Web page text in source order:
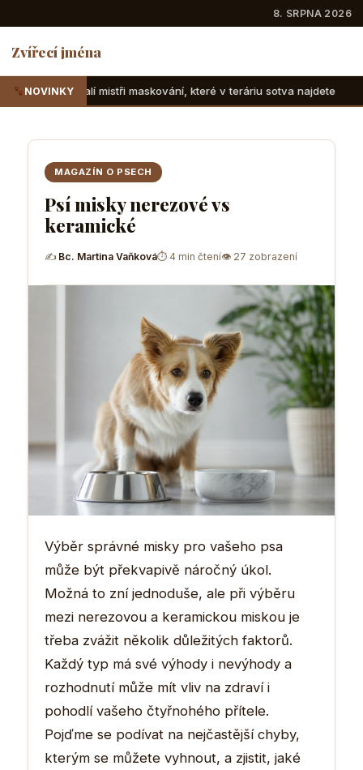
8. SRPNA 2026
Zvířecí jména
NOVINKY
maskování, které v teráriu sotva najdete
MAGAZÍN O PSECH
Psí misky nerezové vs
keramické
✍ Bc. Martina Vaňková⏱ 4 min čtení👁 27 zobrazení
Výběr správné misky pro vašeho psa
může být překvapivě náročný úkol.
Možná to zní jednoduše, ale při výběru
mezi nerezovou a keramickou miskou je
třeba zvážit několik důležitých faktorů.
Každý typ má své výhody i nevýhody a
rozhodnutí může mít vliv na zdraví i
pohodlí vašeho čtyřnohého přítele.
Pojďme se podívat na nejčastější chyby,
kterým se můžete vyhnout, a zjistit, jaké